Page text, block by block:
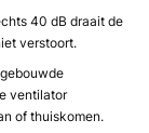
40 dB draait de
verstoort.
ventilator
of thuiskomen.